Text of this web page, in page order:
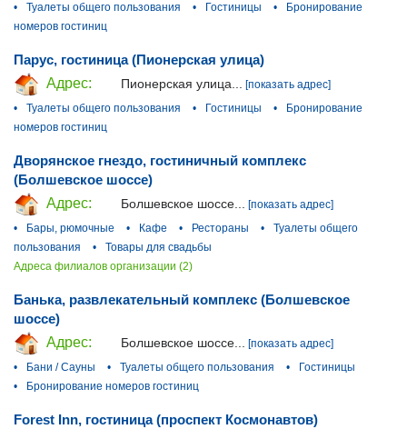
•
Туалеты общего пользования • Гостиницы •
Бронирование
номеров гостиниц
Парус, гостиница (Пионерская улица)
Адрес:
Пионерская улица... [показать адрес]
•
Туалеты общего пользования • Гостиницы •
Бронирование
номеров гостиниц
Дворянское гнездо, гостиничный комплекс
(Болшевское шоссе)
Адрес:
Болшевское шоссе...
[показать адрес]
•
Бары, рюмочные • Кафе • Рестораны •
Туалеты общего
пользования
•
Товары для свадьбы
Адреса филиалов организации (2)
Банька, развлекательный комплекс (Болшевское
шоссе)
Адрес:
Болшевское шоссе...
[показать адрес]
•
Бани / Сауны • Туалеты общего пользования •
Гостиницы
•
Бронирование номеров гостиниц
Forest Inn, гостиница (проспект Космонавтов)